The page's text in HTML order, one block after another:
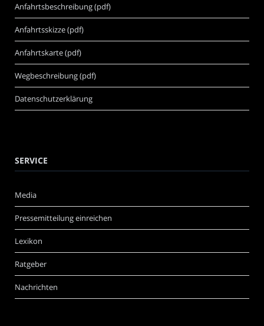
Anfahrtsbeschreibung (pdf)
Anfahrtsskizze (pdf)
Anfahrtskarte (pdf)
Wegbeschreibung (pdf)
Datenschutzerklärung
SERVICE
Media
Pressemitteilung einreichen
Lexikon
Ratgeber
Nachrichten